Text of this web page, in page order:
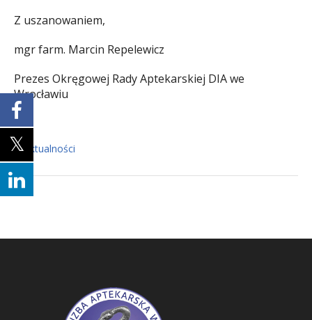
Z uszanowaniem,
mgr farm. Marcin Repelewicz
Prezes Okręgowej Rady Aptekarskiej DIA we
Wrocławiu
In Aktualności